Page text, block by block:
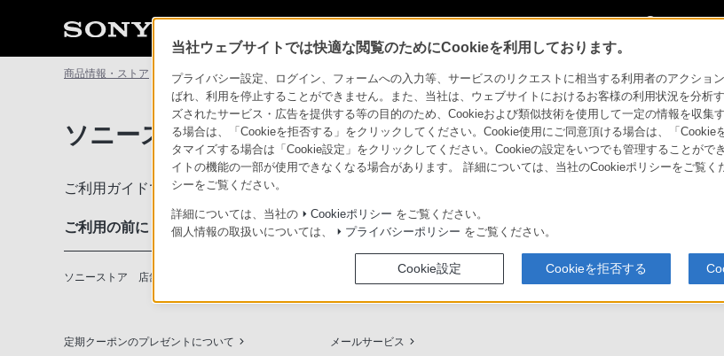
商品情報・ストア ソニーストアについて ソニーストアのご利用ガイド
ソニーストアのご利用ガイド
ご利用ガイドでは、ソニーストアのご利用方法・サービスに関しまとめてご案内しております。
ご利用の前に
ソニーストア 店舗のご案内 ソニーショップ（ソニーストア取次店）のご案内 My Sonyでの購入について
定期クーポンのプレゼントについて メールサービス
当社ウェブサイトでは快適な閲覧のためにCookieを利用しております。
プライバシー設定、ログイン、フォームへの入力等、サービスのリクエストに相当する利用者のアクショ
ばれ、利用を停止することができません。また、当社は、ウェブサイトにおけるお客様の利用状況を分析
ズされたサービス・広告を提供する等の目的のため、Cookieおよび類似技術を使用して一定の情報を収集
る場合は、「Cookieを拒否する」をクリックしてください。Cookie使用にご同意頂ける場合は、「
タマイズする場合は「Cookie設定」をクリックしてください。Cookieの設定をいつでも管理することが
イトの機能の一部が使用できなくなる場合があります。 詳細については、当社のCookieポリシーをご覧
シーをご覧ください。
詳細については、当社の Cookieポリシー をご覧ください。
個人情報の取扱いについては、
プライバシーポリシー をご覧ください。
Cookie設定 Cookieを拒否する